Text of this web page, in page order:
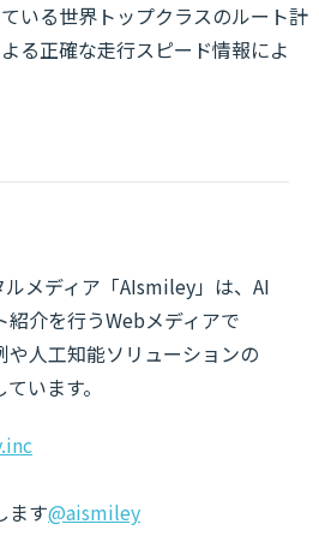
いる世界トップクラスのルート計
る正確な走行スピード情報によ
メディア「AIsmiley」は、AI
介を行うWebメディアで
や人工知能ソリューションの
います。
ます@aismiley